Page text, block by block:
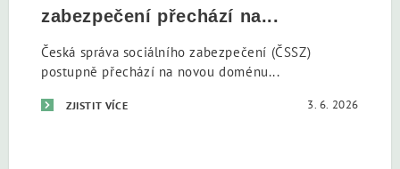
zabezpečení přechází na...
Česká správa sociálního zabezpečení (ČSSZ)
postupně přechází na novou doménu...
ZJISTIT VÍCE 3. 6. 2026